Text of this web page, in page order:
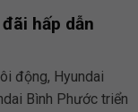
hấp dẫn
động, Hyundai
Bình Phước triển